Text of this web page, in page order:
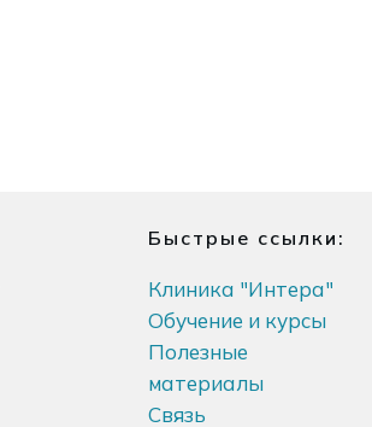
Быстрые ссылки:
Клиника "Интера"
Обучение и курсы
Полезные
материалы
Связь